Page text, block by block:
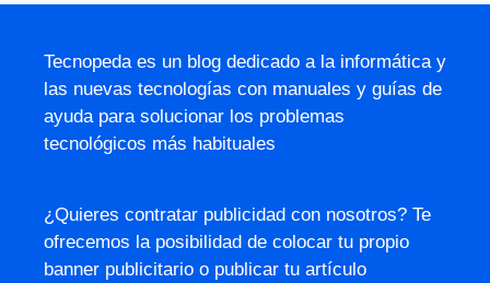
Tecnopeda es un blog dedicado a la informática y
las nuevas tecnologías con manuales y guías de
ayuda para solucionar los problemas
tecnológicos más habituales
¿Quieres contratar publicidad con nosotros? Te
ofrecemos la posibilidad de colocar tu propio
banner publicitario o publicar tu artículo